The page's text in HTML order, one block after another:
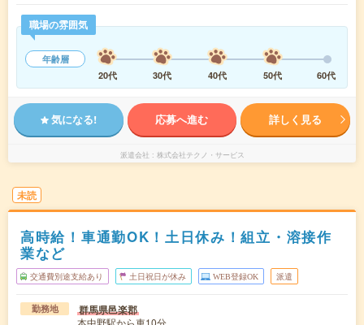
職場の雰囲気
年齢層
20代
30代 40代 50代 60代
気になる! 応募へ進む 詳しく見る
派遣会社 株式会社テクノ・サービス
未読
高時給！車通勤OK！土日休み！組立・溶接作
業など
交通費別途支給あり 土日祝日が休み WEB登録OK 派遣
勤務地 群馬県邑楽郡
本中野駅から車10分